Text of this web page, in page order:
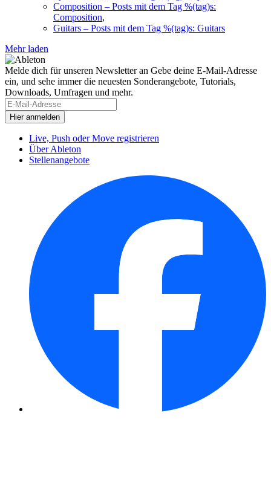
Composition – Posts mit dem Tag %(tag)s:
Composition,
Guitars – Posts mit dem Tag %(tag)s: Guitars
Mehr laden
Melde dich für unseren Newsletter an Gebe deine E-Mail-Adresse
ein, und sehe immer die neuesten Sonderangebote, Tutorials,
Downloads, Umfragen und mehr.
Live, Push oder Move registrieren
Über Ableton
Stellenangebote